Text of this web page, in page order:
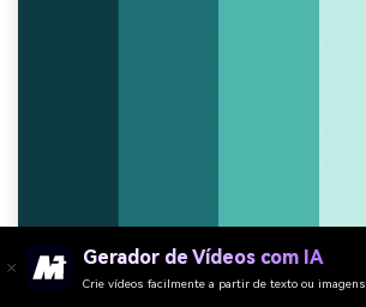
Gerador de Vídeos com IA
Crie vídeos facilmente a partir de texto ou imagens